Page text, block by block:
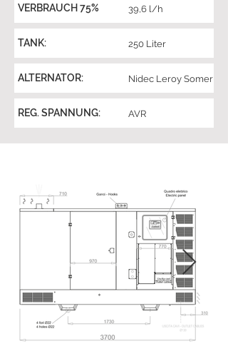
VERBRAUCH 75% 39,6 l/h
TANK: 250 Liter
ALTERNATOR: Nidec Leroy Somer
REG. SPANNUNG: AVR